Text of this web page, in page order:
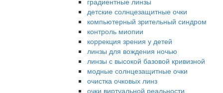
детские солнцезащитные очки
компьютерный зрительный синдром
контроль миопии
коррекция зрения у детей
линзы для вождения ночью
линзы с высокой базовой кривизной
модные солнцезащитные очки
очистка очковых линз
очки виртуальной реальности